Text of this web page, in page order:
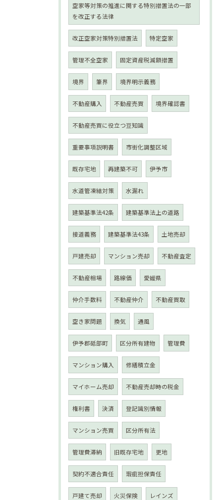
空家等対策の推進に関する特別措置法の一部
を改正する法律
改正空家対策特別措置法 特定空家
管理不全空家 固定資産税減額措置
境界 筆界 境界明示義務
不動産購入 不動産売買 境界確認書
不動産売買に役立つ豆知識
重要事項説明書 市街化調整区域
既存宅地 再建築不可 伊予市
水道管凍結対策 水漏れ
建築基準法42条 建築基準法上の道路
接道義務 建築基準法43条 土地売却
戸建売却 マンション売却 不動産査定
不動産相場 路線価 愛媛県
仲介手数料 不動産仲介 不動産買取
空き家問題 換気 通風
伊予郡砥部町 区分所有建物 管理費
マンション購入 修繕積立金
マイホーム売却 不動産売却時の税金
権利書 決済 登記識別情報
マンション売買 区分所有法
管理費滞納 旧既存宅地 更地
契約不適合責任 瑕疵担保責任
戸建て売却 火災保険 レインズ